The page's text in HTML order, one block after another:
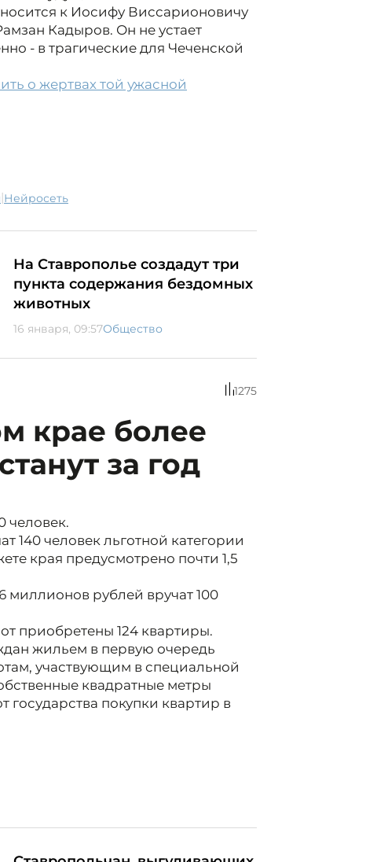
к Иосифу Виссарионовичу
Кадыров. Он не устает
- в трагические для Чеченской
о жертвах той ужасной
| нейросеть
На Ставрополье создадут три
пункта содержания бездомных
животных
16 января, 09:57Общество
1275
крае более
за год
человек.
140 человек льготной категории
края предусмотрено почти 1,5
рублей вручат 100
приобретены 124 квартиры.
жильем в первую очередь
участвующим в специальной
квадратные метры
покупки квартир в